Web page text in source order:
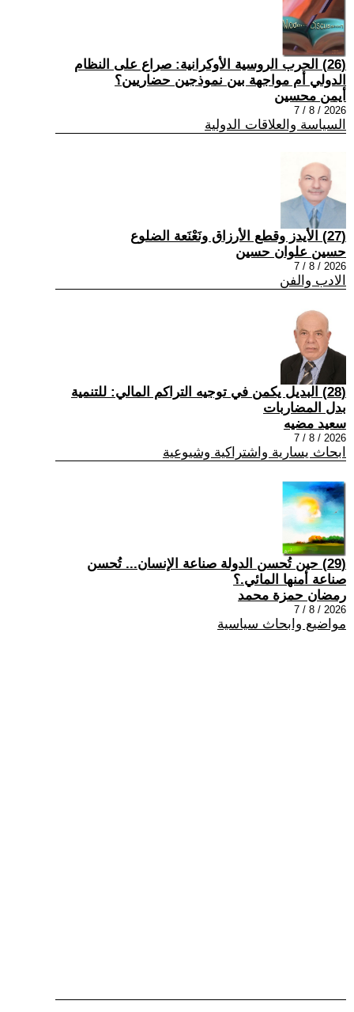
(26) الحرب الروسية الأوكرانية: صراع على النظام
الدولي أم مواجهة بين نموذجين حضاريين؟
أيمن محسين
2026 / 8 / 7
السياسة والعلاقات الدولية
(27) الأيدز وقطع الأرزاق ونَعْنَعة الضلوع
حسين علوان حسين
2026 / 8 / 7
الادب والفن
(28) البديل يكمن في توجيه التراكم المالي: للتنمية
بدل المضاربات
سعيد مضيه
2026 / 8 / 7
ابحاث يسارية واشتراكية وشيوعية
(29) حين تُحسن الدولة صناعة الإنسان... تُحسن
صناعة أمنها المائي.؟
رمضان حمزة محمد
2026 / 8 / 7
مواضيع وابحاث سياسية